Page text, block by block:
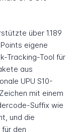
über 1.189
eigene
Tracking-Tool für
aus
UPU S10-
mit einem
Suffix wie
und die
den